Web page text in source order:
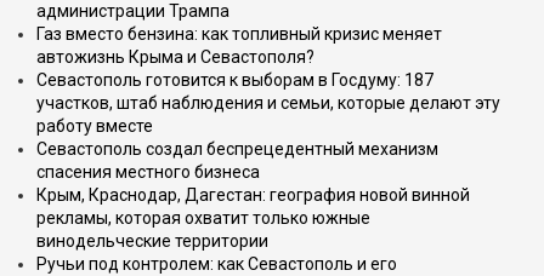
администрации Трампа
Газ вместо бензина: как топливный кризис меняет
автожизнь Крыма и Севастополя?
Севастополь готовится к выборам в Госдуму: 187
участков, штаб наблюдения и семьи, которые делают эту
работу вместе
Севастополь создал беспрецедентный механизм
спасения местного бизнеса
Крым, Краснодар, Дагестан: география новой винной
рекламы, которая охватит только южные
винодельческие территории
Ручьи под контролем: как Севастополь и его